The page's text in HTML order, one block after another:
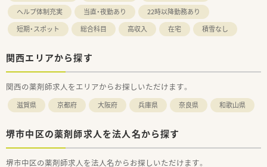
ヘルプ体制充実
当直・夜勤あり
22時以降勤務あり
短期・スポット
総合科目 高収入 在宅 積雪なし
関西エリアから探す
関西の薬剤師求人をエリアからお探しいただけます。
滋賀県 京都府 大阪府 兵庫県 奈良県 和歌山県
堺市中区の薬剤師求人を法人名から探す
堺市中区の薬剤師求人を法人名からお探しいただけます。